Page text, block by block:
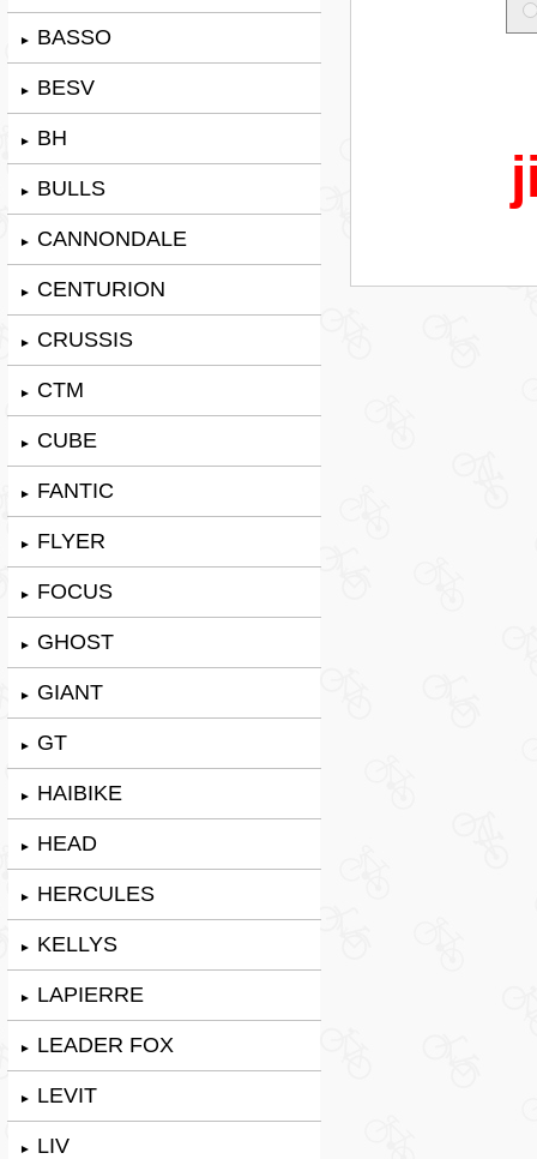
► BASSO
► BESV
► BH
► BULLS
► CANNONDALE
► CENTURION
► CRUSSIS
► CTM
► CUBE
► FANTIC
► FLYER
► FOCUS
► GHOST
► GIANT
► GT
► HAIBIKE
► HEAD
► HERCULES
► KELLYS
► LAPIERRE
► LEADER FOX
► LEVIT
► LIV